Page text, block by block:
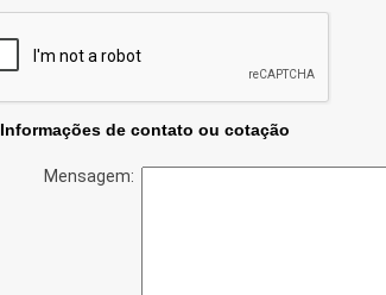
Informações de contato ou cotação
Mensagem: